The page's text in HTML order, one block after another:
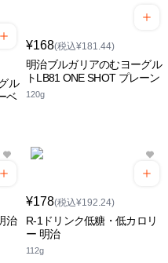
ル
ベ
¥168(税込¥181.44)
明治ブルガリアのむヨーグル
トLB81 ONE SHOT プレーン
120g
治
¥178(税込¥192.24)
R-1ドリンク低糖・低カロリ
ー 明治
112g